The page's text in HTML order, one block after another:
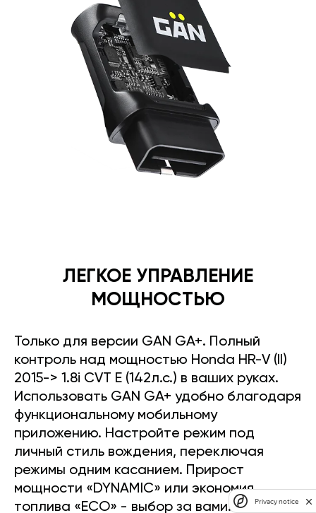
ЛЕГКОЕ УПРАВЛЕНИЕ
МОЩНОСТЬЮ
Только для версии GAN GA+. Полный
контроль над мощностью Honda HR-V (II)
2015-> 1.8i CVT E (142л.с.) в ваших руках.
Использовать GAN GA+ удобно благодаря
функциональному мобильному
приложению. Настройте режим под
личный стиль вождения, переключая
режимы одним касанием. Прирост
мощности «DYNAMIC» или экономия
топлива «ECO» - выбор за вами.
Privacy notice